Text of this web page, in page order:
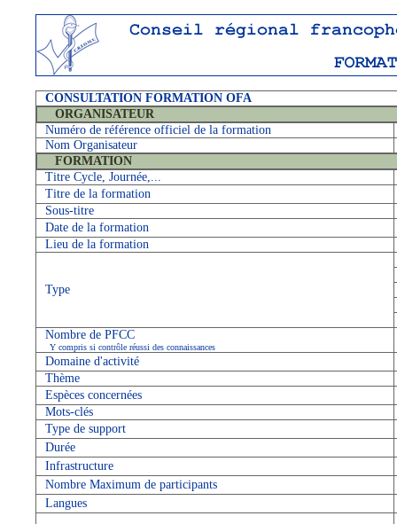
CONSULTATION FORMATION OFA
ORGANISATEUR
Numéro de référence officiel de la formation
Nom Organisateur
FORMATION
Titre Cycle, Journée,...
Titre de la formation
Sous-titre
Date de la formation
Lieu de la formation
Type
Nombre de PFCC
Y compris si contrôle réussi des connaissances
Domaine d'activité
Thème
Espèces concernées
Mots-clés
Type de support
Durée
Infrastructure
Nombre Maximum de participants
Langues